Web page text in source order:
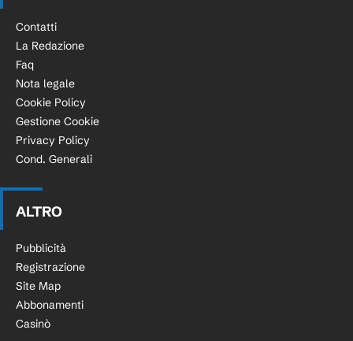
Contatti
La Redazione
Faq
Nota legale
Cookie Policy
Gestione Cookie
Privacy Policy
Cond. Generali
ALTRO
Pubblicità
Registrazione
Site Map
Abbonamenti
Casinò